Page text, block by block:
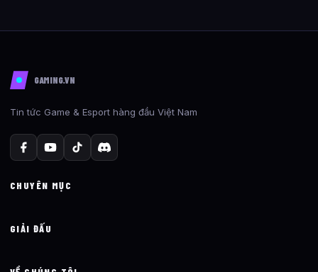
GAMING.VN
Tin tức Game & Esport hàng đầu Việt Nam
CHUYÊN MỤC
GIẢI ĐẤU